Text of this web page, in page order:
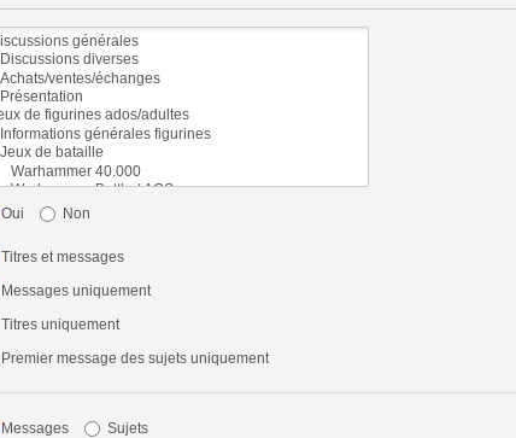
Oui Non
Titres et messages
Messages uniquement
Titres uniquement
Premier message des sujets uniquement
Messages Sujets